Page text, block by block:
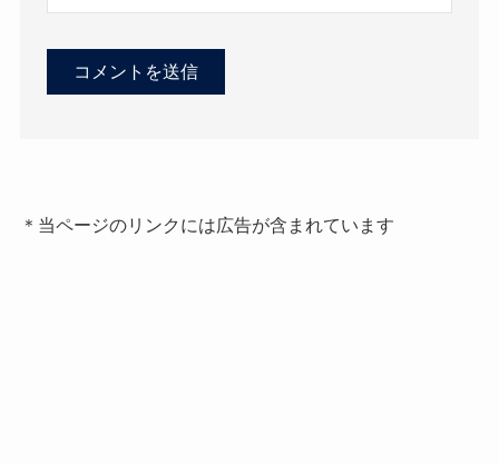
＊当ページのリンクには広告が含まれています